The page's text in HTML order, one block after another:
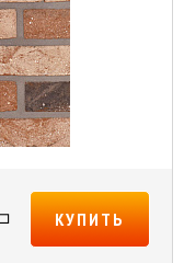
КУПИТЬ